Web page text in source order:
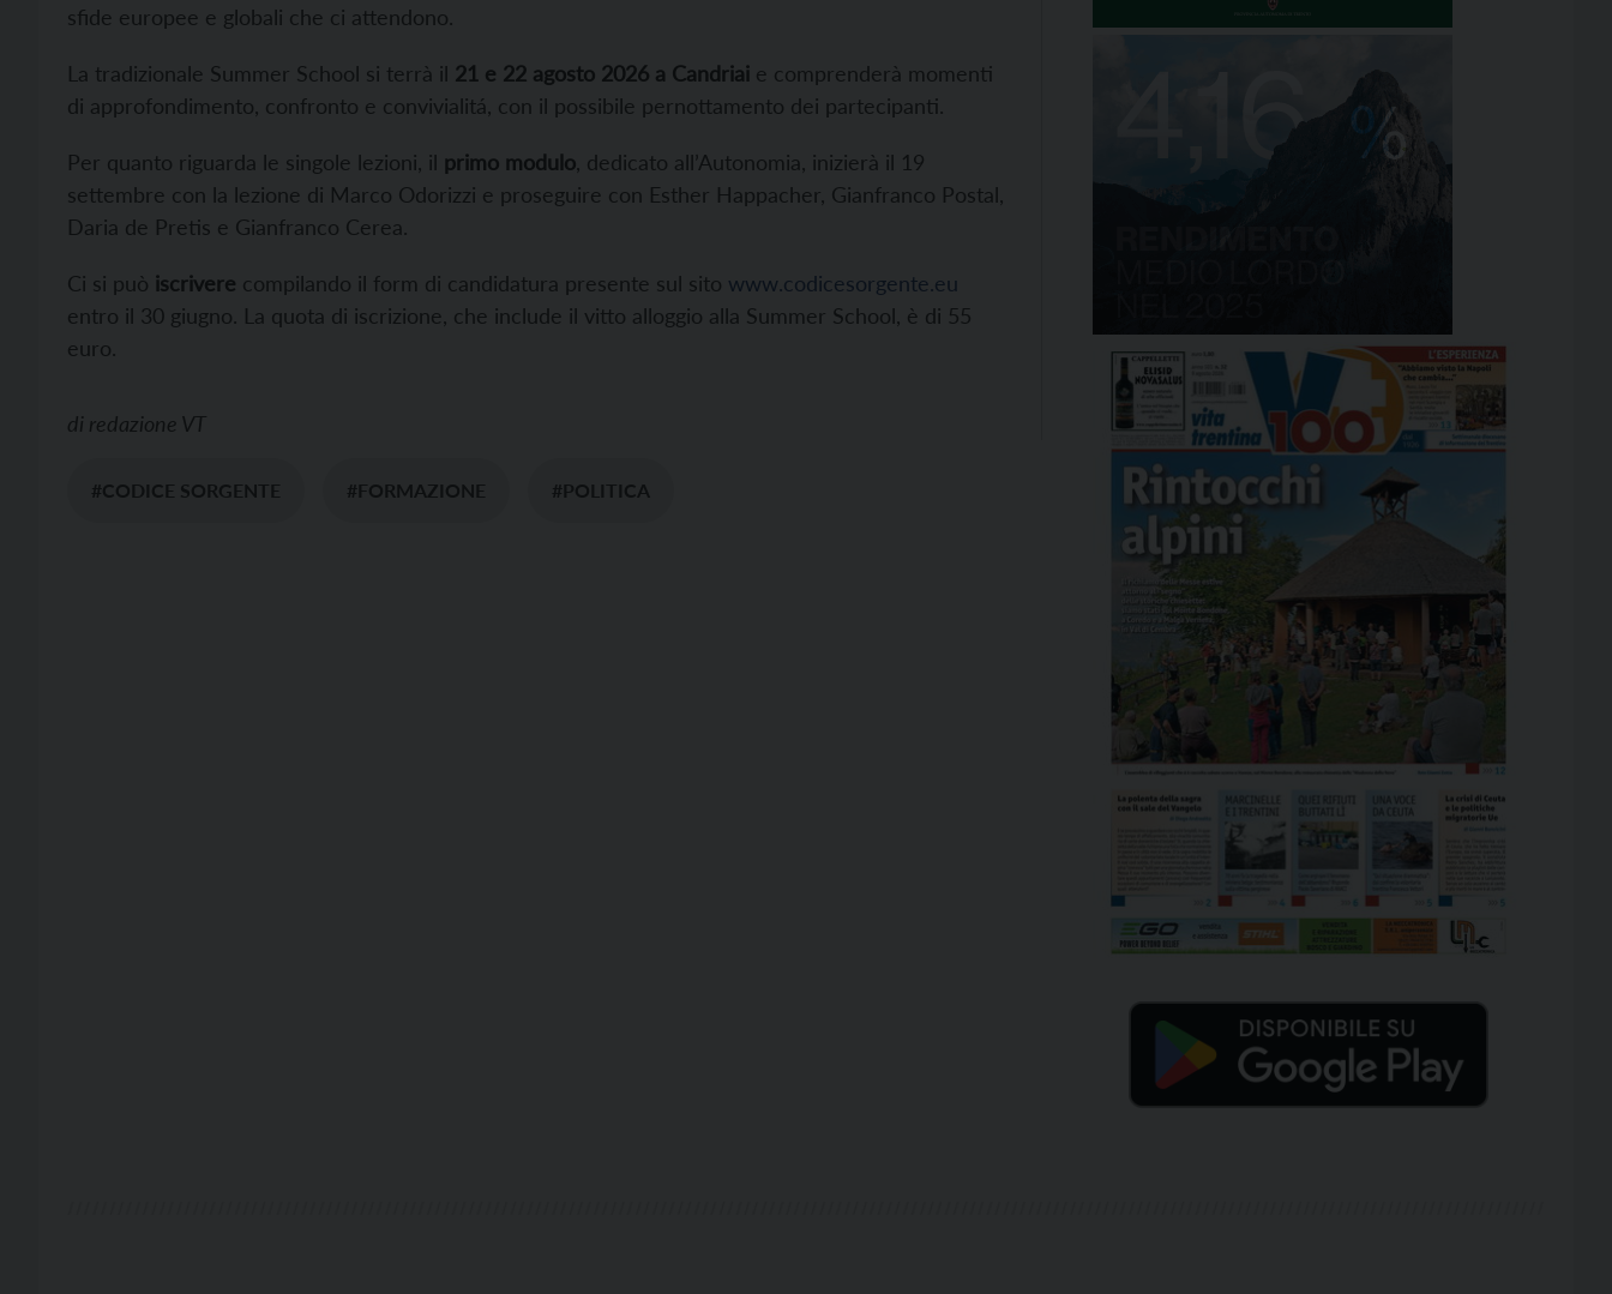
sfide europee e globali che ci attendono.
La tradizionale Summer School si terrà il 21 e 22 agosto 2026 a Candriai e comprenderà momenti
di approfondimento, confronto e convivialitá, con il possibile pernottamento dei partecipanti.
Per quanto riguarda le singole lezioni, il primo modulo, dedicato all’Autonomia, inizierà il 19
settembre con la lezione di Marco Odorizzi e proseguire con Esther Happacher, Gianfranco Postal,
Daria de Pretis e Gianfranco Cerea.
Ci si può iscrivere compilando il form di candidatura presente sul sito www.codicesorgente.eu
entro il 30 giugno. La quota di iscrizione, che include il vitto alloggio alla Summer School, è di 55
euro.
di redazione VT
#CODICE SORGENTE #FORMAZIONE #POLITICA